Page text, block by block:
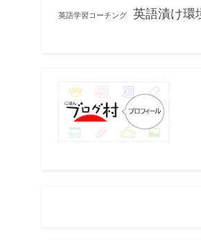
英語学習コーチング 英語漬け環